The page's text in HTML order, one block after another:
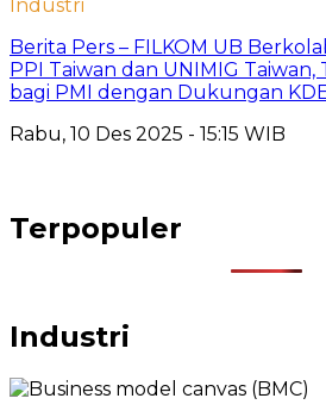
Industri
Berita Pers – FILKOM UB
PPI Taiwan dan UNIMIG Taiwan,
bagi PMI dengan Dukungan
Rabu, 10 Des 2025 - 15:15 WIB
Terpopuler
Industri